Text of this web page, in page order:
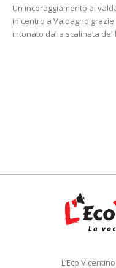
Un incoraggiamento ai
in centro a Valdagno
intonato dalla scalinata del
L’Eco